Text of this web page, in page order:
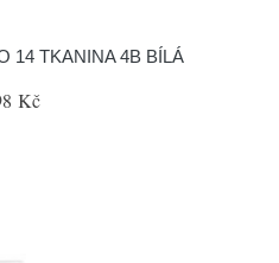
14 TKANINA 4B BÍLÁ
Kč